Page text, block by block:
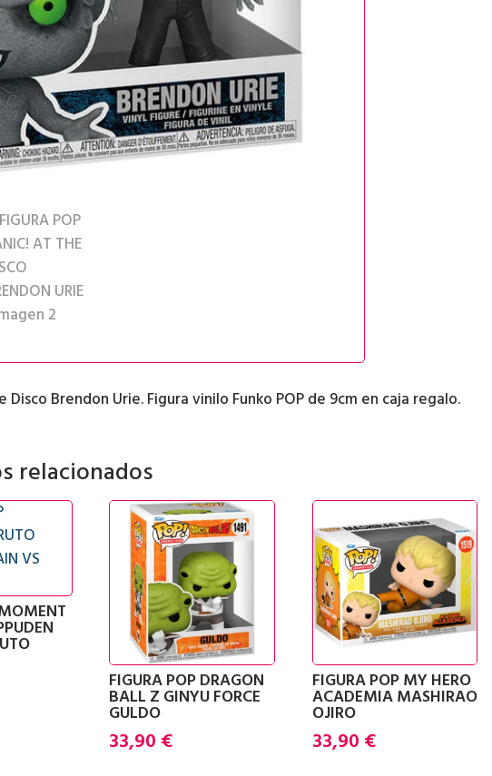
Disco Brendon Urie. Figura vinilo Funko POP de 9cm en caja regalo.
relacionados
FIGURA POP DRAGON
BALL Z GINYU FORCE
GULDO
33,90 €
FIGURA POP MY HERO
ACADEMIA MASHIRAO
OJIRO
33,90 €